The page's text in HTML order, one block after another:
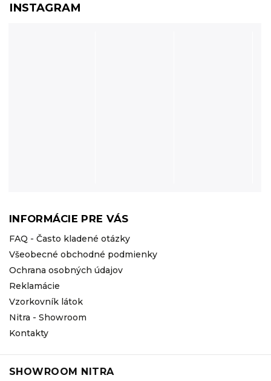
INFORMÁCIE PRE VÁS
FAQ - Často kladené otázky
Všeobecné obchodné podmienky
Ochrana osobných údajov
Reklamácie
Vzorkovník látok
Nitra - Showroom
Kontakty
SHOWROOM NITRA
INSTAGRAM